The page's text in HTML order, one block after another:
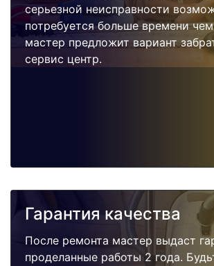
серьезной неисправности
потребуется больше времени
мастер предложит вариант
сервис центр.
Гарантия качества
После ремонта мастер выдаст
проделанные работы 2 года.